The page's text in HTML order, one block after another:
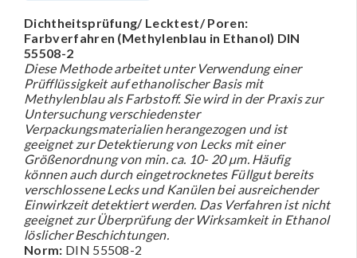
Dichtheitsprüfung/ Lecktest/ Poren:
Farbverfahren (Methylenblau in Ethanol) DIN
55508-2
Diese Methode arbeitet unter Verwendung einer
Prüfflüssigkeit auf ethanolischer Basis mit
Methylenblau als Farbstoff. Sie wird in der Praxis zur
Untersuchung verschiedenster
Verpackungsmaterialien herangezogen und ist
geeignet zur Detektierung von Lecks mit einer
Größenordnung von min. ca. 10- 20 µm. Häufig
können auch durch eingetrocknetes Füllgut bereits
verschlossene Lecks und Kanülen bei ausreichender
Einwirkzeit detektiert werden. Das Verfahren ist nicht
geeignet zur Überprüfung der Wirksamkeit in Ethanol
löslicher Beschichtungen.
Norm: DIN 55508-2